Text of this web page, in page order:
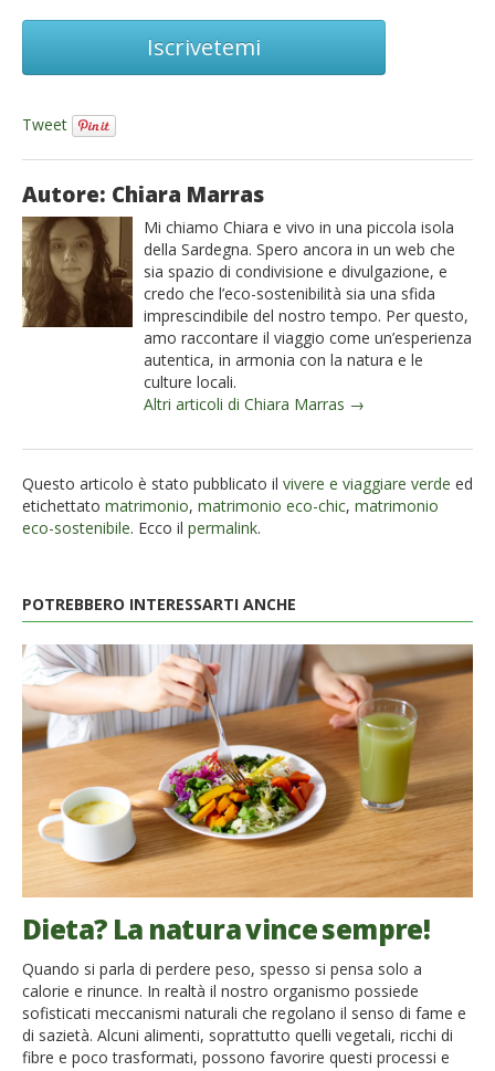
Iscrivetemi
Tweet
Autore: Chiara Marras
Mi chiamo Chiara e vivo in una piccola isola
della Sardegna. Spero ancora in un web che
sia spazio di condivisione e divulgazione, e
credo che l’eco-sostenibilità sia una sfida
imprescindibile del nostro tempo. Per questo,
amo raccontare il viaggio come un’esperienza
autentica, in armonia con la natura e le
culture locali.
Altri articoli di Chiara Marras →
Questo articolo è stato pubblicato il vivere e viaggiare verde ed
etichettato matrimonio, matrimonio eco-chic, matrimonio
eco-sostenibile. Ecco il permalink.
POTREBBERO INTERESSARTI ANCHE
Dieta? La natura vince sempre!
Quando si parla di perdere peso, spesso si pensa solo a
calorie e rinunce. In realtà il nostro organismo possiede
sofisticati meccanismi naturali che regolano il senso di fame e
di sazietà. Alcuni alimenti, soprattutto quelli vegetali, ricchi di
fibre e poco trasformati, possono favorire questi processi e